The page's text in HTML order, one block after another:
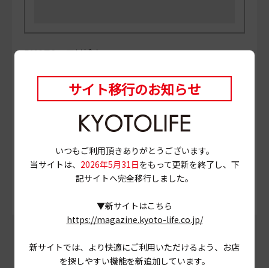
PHOTO三村博史 MANABU
時点のものです。
営業情報やメニュー等が異なる場合がありますので、
事前に確認の上ご利用ください。
# トラットリア # パスタ # ボロネーゼ
# 京都市中京区 # 四条大宮
サイト移行のお知らせ
いつもご利用頂きありがとうございます。
当サイトは、 2026年5月31日をもって更新を終了し、下
記サイトへ完全移行しました。
▼新サイトはこちら
https://magazine.kyoto-life.co.jp/
新サイトでは、より快適にご利用いただけるよう、お店
を探しやすい機能を新追加しています。